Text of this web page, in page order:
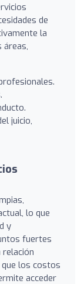
de
la
áreas,
juicio,
lo que
y
fuertes
que los costos
acceder